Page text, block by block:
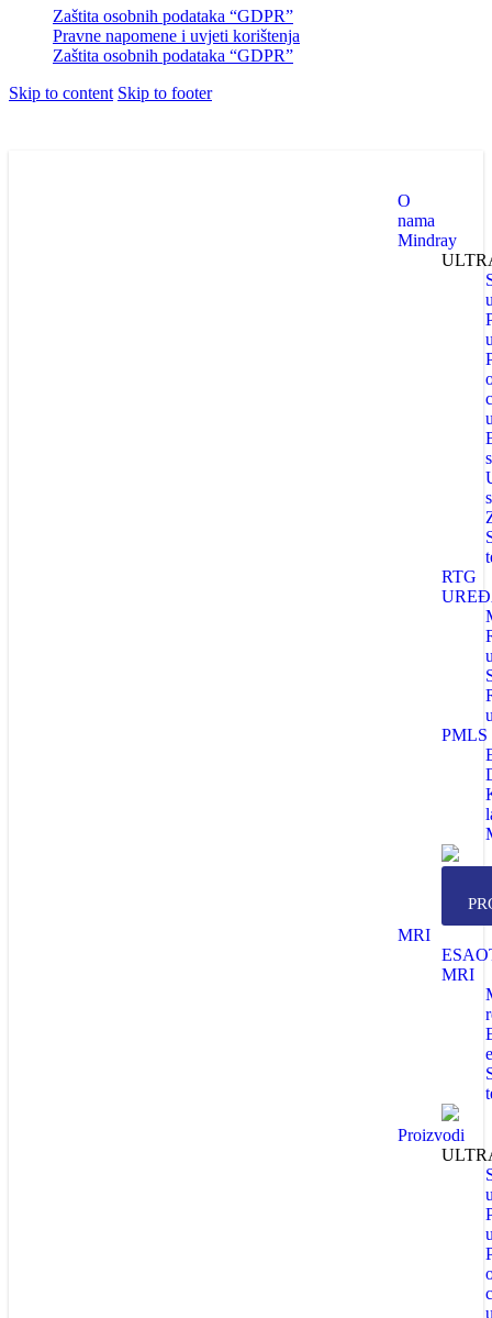
Zaštita osobnih podataka “GDPR”
Pravne napomene i uvjeti korištenja
Zaštita osobnih podataka “GDPR”
Skip to content Skip to footer
O
nama
Mindray
RTG
PMLS
MRI
MRI
Proizvodi